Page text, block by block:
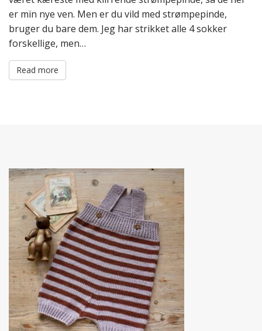
er min nye ven. Men er du vild med strømpepinde,
bruger du bare dem. Jeg har strikket alle 4 sokker
forskellige, men…
Read more